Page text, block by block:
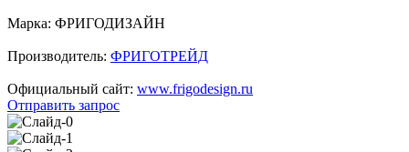
Марка: ФРИГОДИЗАЙН
Производитель: ФРИГОТРЕЙД
Официальный сайт: www.frigodesign.ru
Отправить запрос